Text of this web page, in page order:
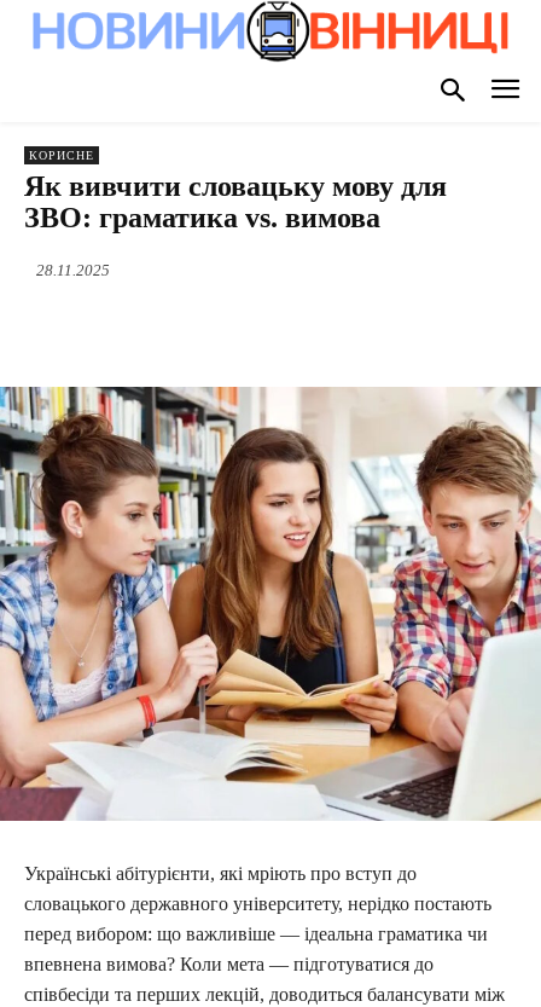
КОРИСНЕ
Як вивчити словацьку мову для
ЗВО: граматика vs. вимова
28.11.2025
Українські абітурієнти, які мріють про вступ до
словацького державного університету, нерідко постають
перед вибором: що важливіше — ідеальна граматика чи
впевнена вимова? Коли мета — підготуватися до
співбесіди та перших лекцій, доводиться балансувати між